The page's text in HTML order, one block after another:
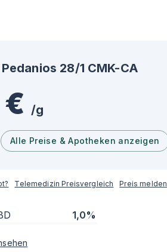
Pedanios 28/1 CMK-CA
/g
Alle Preise & Apotheken anzeigen
Telemedizin Preisvergleich Preis melden
1,0%